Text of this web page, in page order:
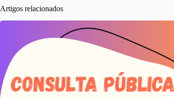
Artigos relacionados